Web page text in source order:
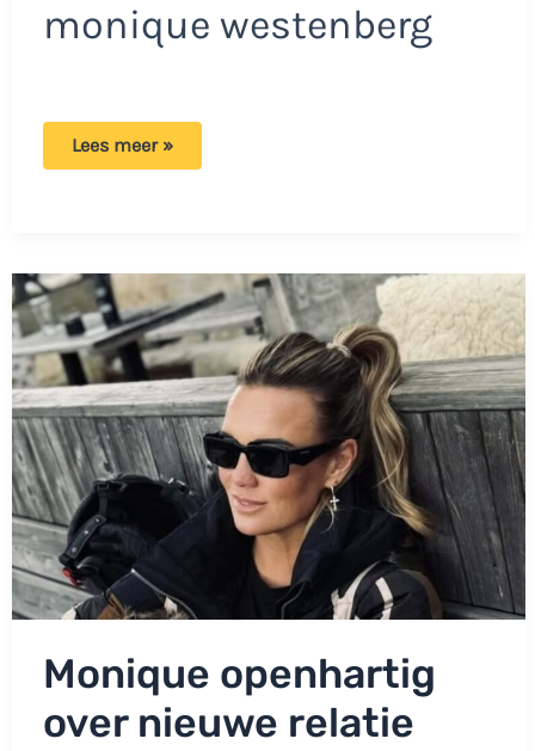
monique westenberg
Monique
‘Ik
wil
dit
toch
weer
delen’
Lees meer »
Monique openhartig
over nieuwe relatie